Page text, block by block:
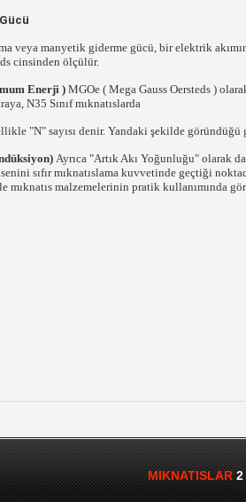
veya manyetik giderme gücü, bir elektrik
cinsinden ölçülür.
Enerji ) MGOe ( Mega Gauss Oersteds )
N35 Sınıf mıknatıslarda
"N" sayısı denir. Yandaki şekilde göründüğü
Ayrıca "Artık Akı Yoğunluğu" olarak
sıfır mıknatıslama kuvvetinde geçtiği
mıknatıs malzemelerinin pratik kullanımında
MIKNATISLAR2